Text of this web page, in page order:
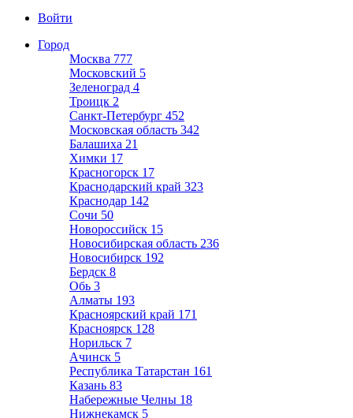
Войти
Город
Москва 777
Московский 5
Зеленоград 4
Троицк 2
Санкт-Петербург 452
Московская область 342
Балашиха 21
Химки 17
Красногорск 17
Краснодарский край 323
Краснодар 142
Сочи 50
Новороссийск 15
Новосибирская область 236
Новосибирск 192
Бердск 8
Обь 3
Алматы 193
Красноярский край 171
Красноярск 128
Норильск 7
Ачинск 5
Республика Татарстан 161
Казань 83
Набережные Челны 18
Нижнекамск 5